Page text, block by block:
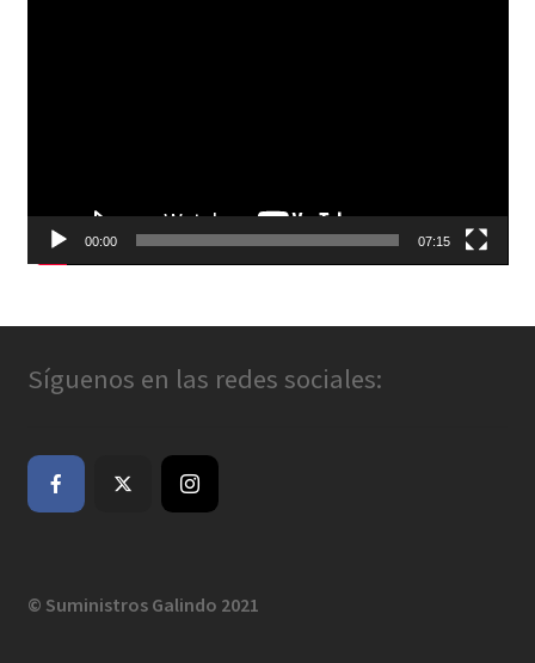
00:00 07:15
Síguenos en las redes sociales:
© Suministros Galindo 2021